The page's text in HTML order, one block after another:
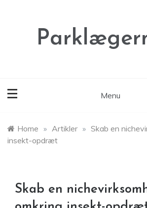
Menu
Home » Artikler » Skab en
insekt-opdræt
Skab en